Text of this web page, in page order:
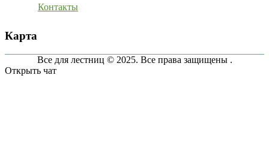
Контакты
Карта
Все для лестниц © 2025. Все права защищены .
Открыть чат